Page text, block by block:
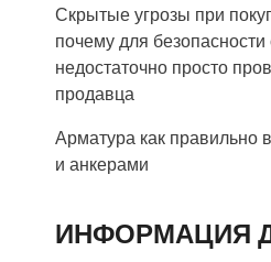
Скрытые угрозы при
почему для безопасности
недостаточно просто
продавца
Арматура как правильно
и анкерами
ИНФОРМАЦИЯ